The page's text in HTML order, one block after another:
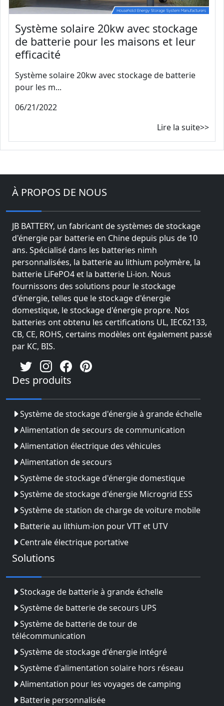
Système solaire 20kw avec stockage
de batterie pour les maisons et leur
efficacité
Système solaire 20kw avec stockage de batterie
pour les m...
06/21/2022
Lire la suite>>
À PROPOS DE NOUS
JB BATTERY, un fabricant de systèmes de stockage
d'énergie par batterie en Chine depuis plus de 10
ans. Spécialisé dans les batteries nimh
personnalisées, la batterie au lithium polymère, la
batterie LiFePO4 et la batterie Li-ion. Nous
fournissons des solutions pour le stockage
d'énergie, telles que le stockage d'énergie
domestique, le stockage d'énergie propre. Nos
batteries ont obtenu les certifications UL, IEC62133,
CB, CE, ROHS, certains modèles ont également passé
par KC, BIS.
Des produits
Système de stockage d'énergie à grande échelle
Alimentation de secours de communication
Alimentation électrique des véhicules
Alimentation de secours
Système de stockage d'énergie domestique
Système de stockage d'énergie Microgrid ESS
Système de station de charge de voiture mobile
Batterie au lithium-ion pour VTT et UTV
Centrale électrique portative
Solutions
Stockage de batterie à grande échelle
Système de batterie de secours UPS
Système de batterie de tour de
télécommunication
Système de stockage d'énergie intégré
Système d'alimentation solaire hors réseau
Alimentation pour les voyages de camping
Batterie personnalisée